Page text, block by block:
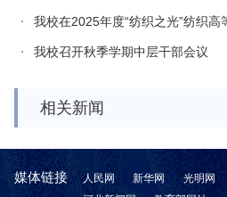
我校在2025年度“纺织之光”纺织高
我校召开秋季学期中层干部会议
相关新闻
媒体链接 人民网 新华网 光明网